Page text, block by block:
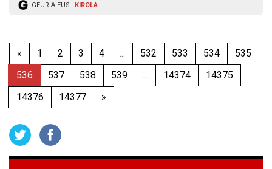
GEURIA.EUS KIROLA
« 1 2 3 4 ... 532 533 534
535
536
537 538 539 ... 14374
14375
14376
14377 »